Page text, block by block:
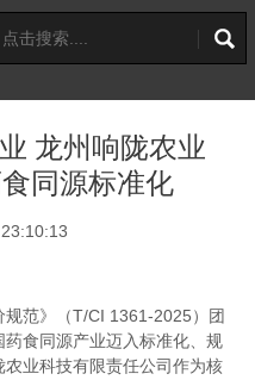
龙州响陇农业
同源标准化
范》（T/CI 1361-2025）团
食同源产业迈入标准化、规
业科技有限责任公司作为核